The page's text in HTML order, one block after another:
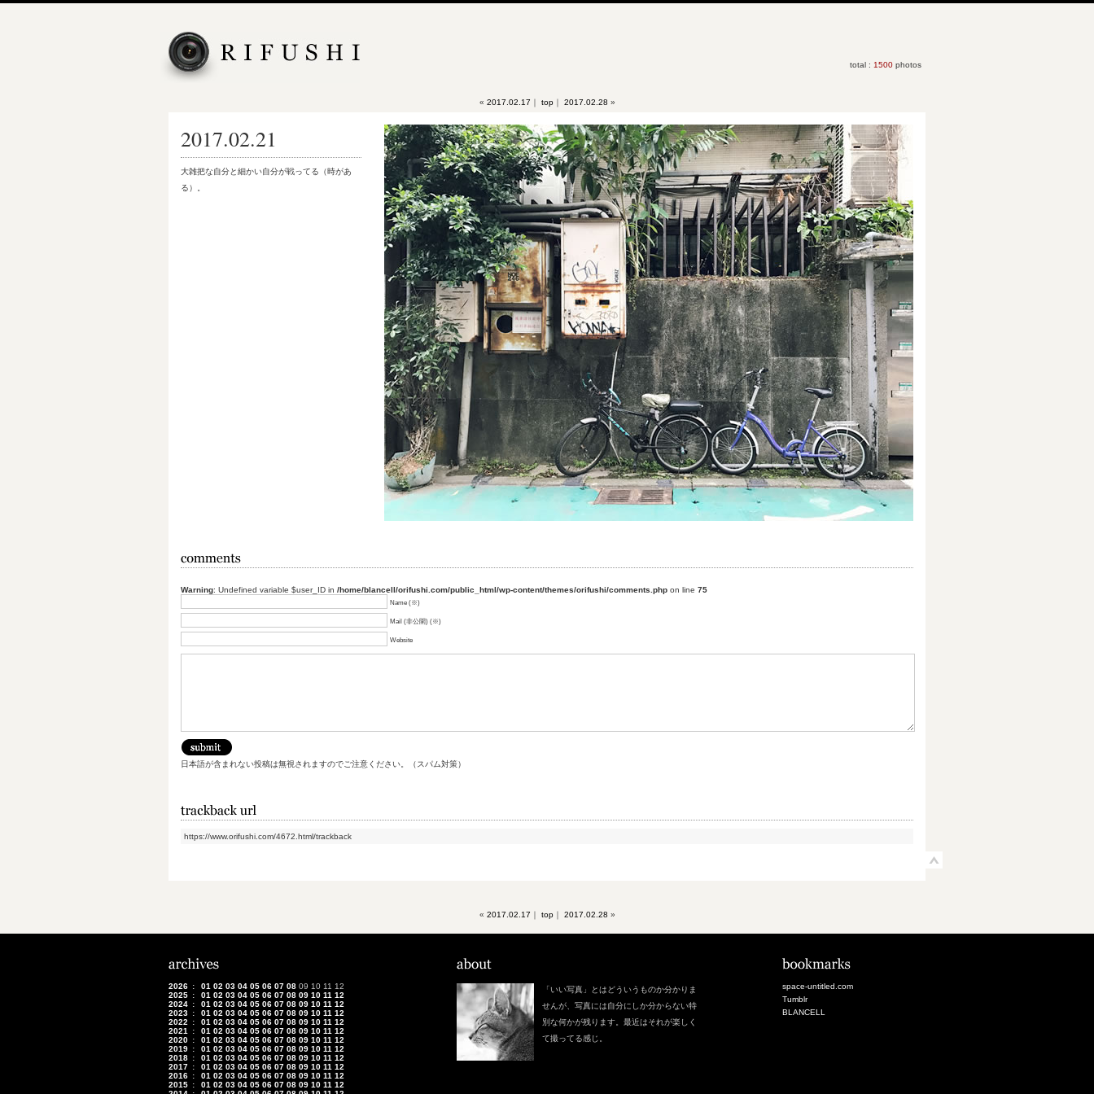
total : 1500 photos
« 2017.02.17 ｜ top｜ 2017.02.28 »
2017.02.21
大雑把な自分と細かい自分が戦ってる（時があ
る）。
Warning: Undefined variable $user_ID in /home/blancell/orifushi.com/public_html/wp-content/themes/orifushi/comments.php on line 75
Name (※)
Mail (非公開) (※)
Website
日本語が含まれない投稿は無視されますのでご注意ください。（スパム対策）
https://www.orifushi.com/4672.html/trackback
« 2017.02.17 ｜ top｜ 2017.02.28 »
2026 : 01 02 03 04 05 06 07 08 09 10 11 12
2025 : 01 02 03 04 05 06 07 08 09 10 11 12
2024 : 01 02 03 04 05 06 07 08 09 10 11 12
2023 : 01 02 03 04 05 06 07 08 09 10 11 12
2022
: 01 02 03 04 05 06 07 08 09 10 11 12
2021
: 01 02 03 04 05 06 07 08 09 10 11 12
2020 : 01 02 03 04 05 06 07 08 09 10 11 12
2019 : 01 02 03 04 05 06 07 08 09 10 11 12
2018 : 01 02 03 04 05 06 07 08 09 10 11 12
2017 : 01 02 03 04 05 06 07 08 09 10 11 12
2016 : 01 02 03 04 05 06 07 08 09 10 11 12
2015 : 01 02 03 04 05 06 07 08 09 10 11 12
「いい写真」とはどういうものか分かりま
せんが、写真には自分にしか分からない特
別な何かが残ります。最近はそれが楽しく
て撮ってる感じ。
space-untitled.com
Tumblr
BLANCELL